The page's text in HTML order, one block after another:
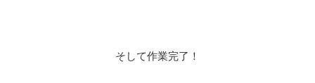
そして作業完了！